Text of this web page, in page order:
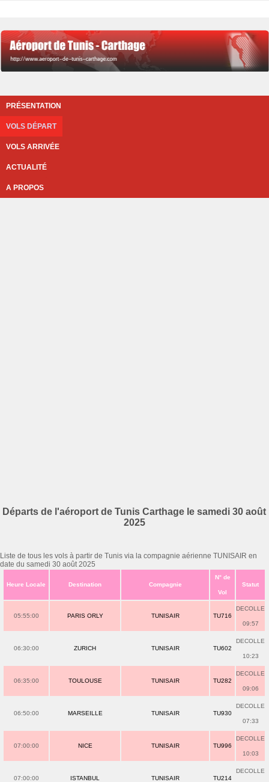
PRÉSENTATION
VOLS DÉPART
VOLS ARRIVÉE
ACTUALITÉ
A PROPOS
Départs de l'aéroport de Tunis Carthage le samedi 30 août
2025
Liste de tous les vols à partir de Tunis via la compagnie aérienne TUNISAIR en
date du samedi 30 août 2025
Heure Locale Destination Compagnie
N° de
Vol
Statut
05:55:00 PARIS ORLY TUNISAIR TU716
DECOLLE
09:57
06:30:00 ZURICH TUNISAIR TU602
DECOLLE
10:23
06:35:00 TOULOUSE TUNISAIR TU282
DECOLLE
09:06
06:50:00 MARSEILLE TUNISAIR TU930
DECOLLE
07:33
07:00:00 NICE TUNISAIR TU996
DECOLLE
10:03
07:00:00 ISTANBUL TUNISAIR TU214
DECOLLE